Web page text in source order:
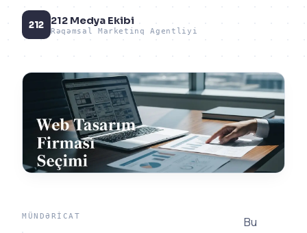
212 212 Medya Ekibi
Rəqəmsal Marketinq Agentliyi
MÜNDƏRICAT
Bu